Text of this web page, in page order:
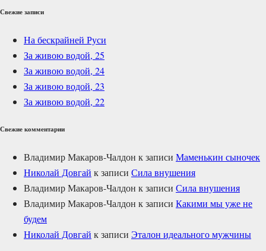
Свежие записи
На бескрайней Руси
За живою водой, 25
За живою водой, 24
За живою водой, 23
За живою водой, 22
Свежие комментарии
Владимир Макаров-Чалдон к записи Маменькин сыночек
Николай Довгай к записи Сила внушения
Владимир Макаров-Чалдон к записи Сила внушения
Владимир Макаров-Чалдон к записи Какими мы уже не
будем
Николай Довгай к записи Эталон идеального мужчины